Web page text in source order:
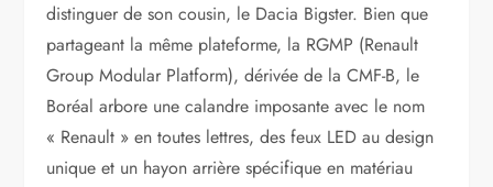
distinguer de son cousin, le Dacia Bigster. Bien que
partageant la même plateforme, la RGMP (Renault
Group Modular Platform), dérivée de la CMF-B, le
Boréal arbore une calandre imposante avec le nom
« Renault » en toutes lettres, des feux LED au design
unique et un hayon arrière spécifique en matériau